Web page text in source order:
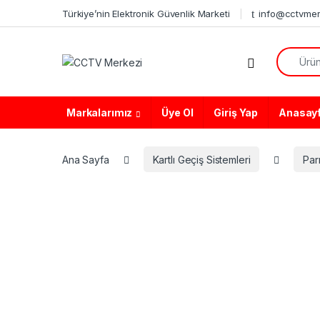
Türkiye’nin Elektronik Güvenlik Marketi
Search
Markalarımız Üye Ol Giriş Yap
Ana Sayfa Kartlı Geçiş Sistemleri